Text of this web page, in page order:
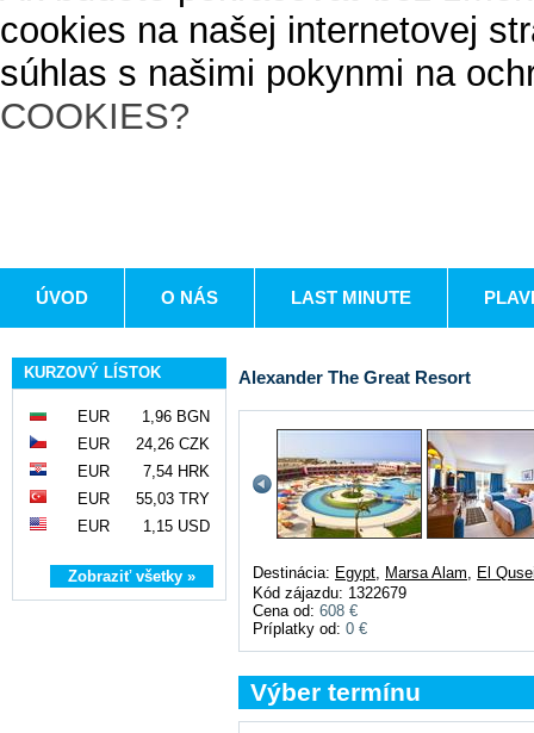
cookies na našej internetovej
súhlas s našimi pokynmi na
COOKIES?
ÚVOD O NÁS LAST MINUTE
KURZOVÝ LÍSTOK
EUR
1,96 BGN
EUR
24,26 CZK
EUR
7,54 HRK
EUR
55,03 TRY
EUR
1,15 USD
Zobraziť všetky »
Alexander The Great Resort
Destinácia: Egypt, Marsa Alam, El
Kód zájazdu: 1322679
Cena od: 608 €
Príplatky od: 0 €
Výber termínu